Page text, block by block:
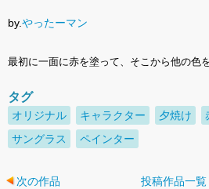
by.やったーマン
最初に一面に赤を塗って、そこから他の色
タグ
オリジナル キャラクター 夕焼け
サングラス
ペインター
次の作品 投稿作品一覧